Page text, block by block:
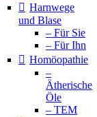
Harnwege
und Blase
– Für Sie
– Für Ihn
Homöopathie
–
Ätherische
Öle
– TEM